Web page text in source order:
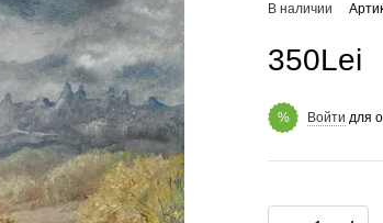
В наличии
350Lei
% Войти для